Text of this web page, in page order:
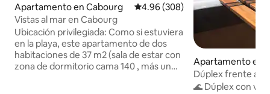
Apartamento en Cabourg Calificación promedio: 4.96 de
4.96 (308)
Vistas al mar en Cabourg
Ubicación privilegiada: Como si estuviera
en la playa, este apartamento de dos
habitaciones de 37 m2 (sala de estar con
zona de dormitorio cama 140 , más un
Apartamento en
Dúplex frente al
🌊 Dúplex con